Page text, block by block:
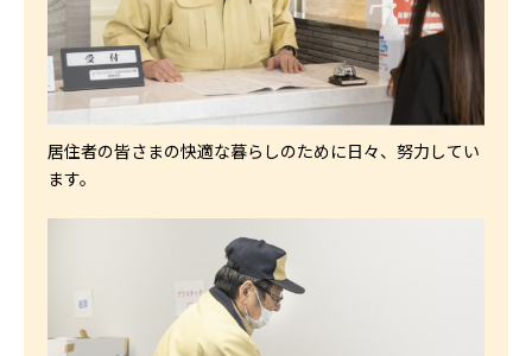
居住者の皆さまの快適な暮らしのために日々、努力してい
ます。